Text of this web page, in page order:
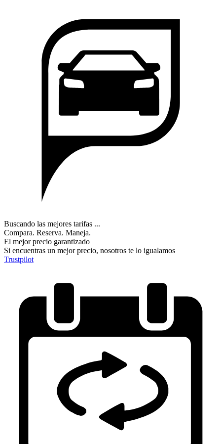
Buscando las mejores tarifas ...
Compara. Reserva. Maneja.
El mejor precio garantizado
Si encuentras un mejor precio, nosotros te lo igualamos
Trustpilot